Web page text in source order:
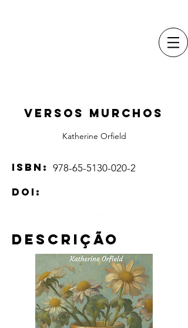
VERSOS MURCHOS
Katherine Orfield
978-65-5130-020-2
ISBN:
DOI:
Descrição